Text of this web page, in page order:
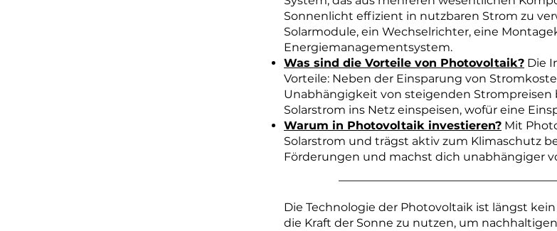
Sonnenlicht effizient in nutzbaren Strom zu
Solarmodule, ein Wechselrichter, eine
Energiemanagementsystem.
Was sind die Vorteile von Photovoltaik? Die
Vorteile: Neben der Einsparung von
Unabhängigkeit von steigenden Strompreisen
Solarstrom ins Netz einspeisen, wofür eine
Warum in Photovoltaik investieren? Mit
Solarstrom und trägst aktiv zum Klimaschutz
Förderungen und machst dich unabhängiger
Die Technologie der Photovoltaik ist längst
die Kraft der Sonne zu nutzen, um